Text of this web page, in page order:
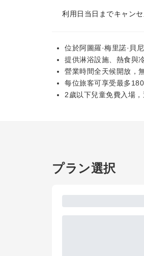
利用日当日までキャン
位於阿圖羅·梅里諾·貝
提供淋浴設施、熱食與
營業時間全天候開放，
每位旅客可享受最多
2歲以下兒童免費入場
プラン選択